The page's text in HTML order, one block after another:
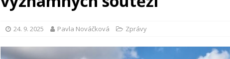
24. 9. 2025 Pavla Nováčková Zprávy